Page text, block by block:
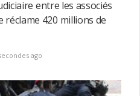
entre les associés
420 millions de
ago